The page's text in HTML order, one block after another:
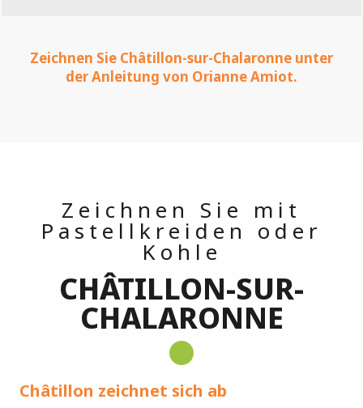
Zeichnen Sie Châtillon-sur-Chalaronne unter
der Anleitung von Orianne Amiot.
Zeichnen Sie mit
Pastellkreiden oder
Kohle
CHÂTILLON-SUR-
CHALARONNE
Châtillon zeichnet sich ab